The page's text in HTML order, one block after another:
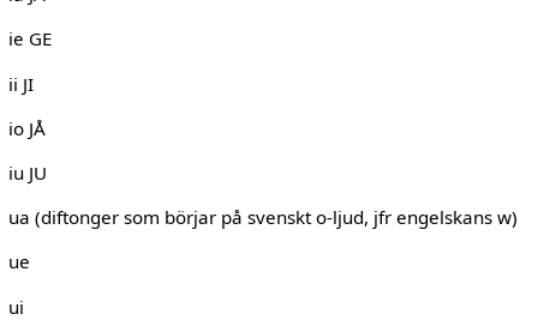
ie GE
ii JI
io JÅ
iu JU
ua (diftonger som börjar på svenskt o-ljud, jfr engelskans w)
ue
ui